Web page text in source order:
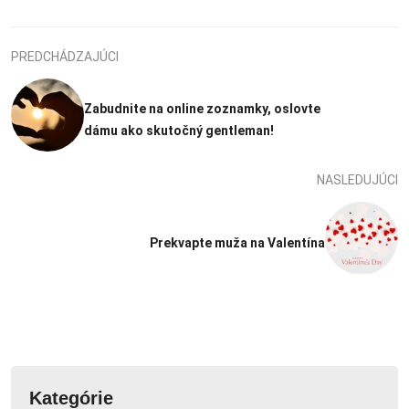
PREDCHÁDZAJÚCI
Zabudnite na online zoznamky, oslovte
dámu ako skutočný gentleman!
NASLEDUJÚCI
Prekvapte muža na Valentína
Kategórie